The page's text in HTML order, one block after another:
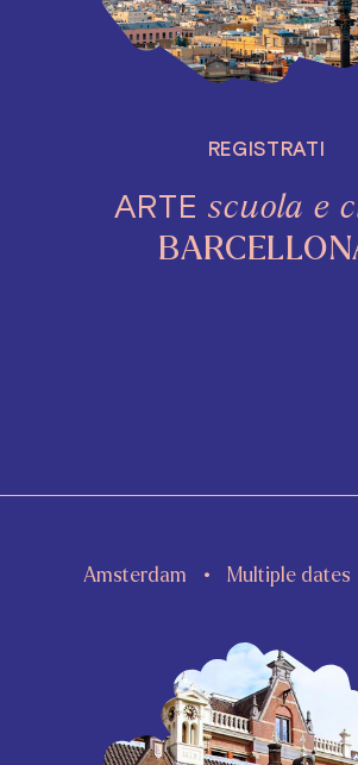
REGISTRATI
ARTEscuola e
Amsterdam Multiple dates